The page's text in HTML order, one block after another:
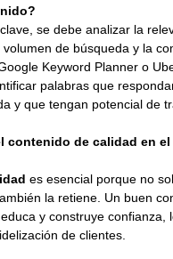
se debe analizar la
de búsqueda y la
Keyword Planner o
palabras que
y que tengan potencial de
contenido de calidad en
es esencial porque no
la retiene. Un buen
y construye confianza,
de clientes.